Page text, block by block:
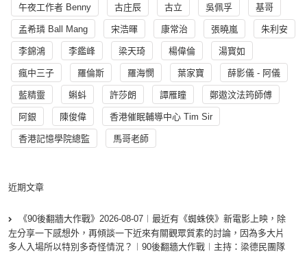
午夜工作者 Benny 古庄辰 古立 吳佩孚 基哥
孟希璘 Ball Mang 宋浩暉 康常治 張曉嵐 朱利安
李錦鴻 李鑑峰 梁天琦 楊偉倫 湯寳如
瘋中三子 羅倫斯 羅海憫 葉家寶 薛影儀 - 阿儀
藍精靈 蝌蚪 許莎朗 譚雁瞳 鄭遨汶法筠師傅
阿銀 陳俊偉 香港催眠輔導中心 Tim Sir
香港記憶學院總監 馬哥老師
近期文章
《90後翻牆大作戰》2026-08-07︱最近有《蜘蛛俠》新電影上映，除
左分享一下感想外，再傾談一下近來有關觀眾質素的討論，因為多大片
多人入場所以特別多奇怪情況？︱90後翻牆大作戰︱主持：梁德民團隊